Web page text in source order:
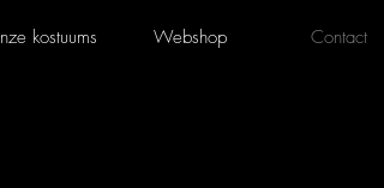
kostuums Webshop Contact